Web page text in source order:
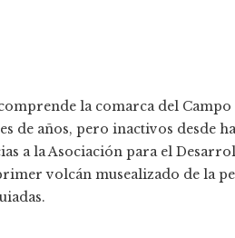
la comarca del Campo
de años, pero inactivos desde
a la Asociación para el
volcán musealizado de la